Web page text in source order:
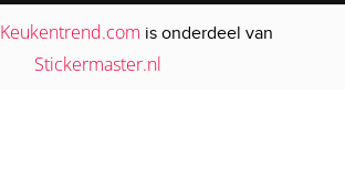
Keukentrend.com is onderdeel van
Stickermaster.nl